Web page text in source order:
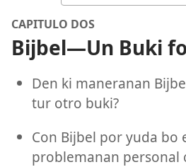
CAPITULO DOS
Bijbel—Un Buki
Den ki maneranan
tur otro buki?
Con Bijbel por yuda bo
problemanan personal